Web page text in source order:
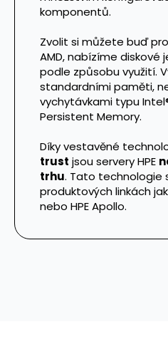
komponentů.
Zvolit si můžete buď
AMD, nabízíme diskové
podle způsobu využití.
standardními paměti,
vychytávkami typu
Persistent Memory.
Díky vestavěné
trust jsou servery HPE
trhu. Tato technologie
produktových linkách
nebo HPE Apollo.